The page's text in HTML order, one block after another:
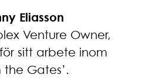
Eliasson
Venture Owner,
sitt arbete inom
Gates’.